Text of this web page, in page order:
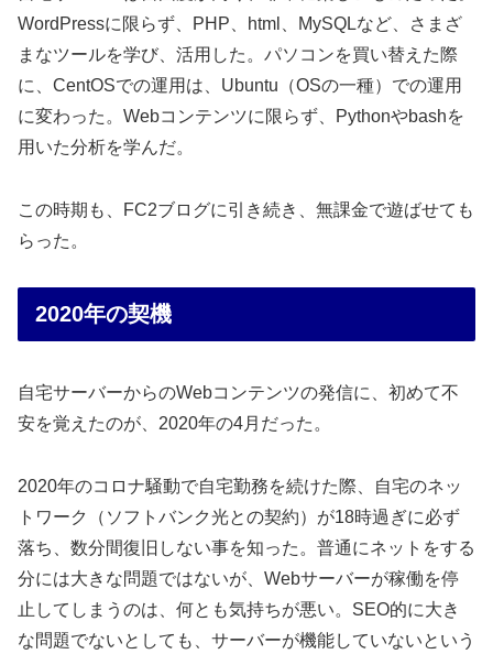
WordPressに限らず、PHP、html、MySQLなど、さまざ
まなツールを学び、活用した。パソコンを買い替えた際
に、CentOSでの運用は、Ubuntu（OSの一種）での運用
に変わった。Webコンテンツに限らず、Pythonやbashを
用いた分析を学んだ。
この時期も、FC2ブログに引き続き、無課金で遊ばせても
らった。
2020年の契機
自宅サーバーからのWebコンテンツの発信に、初めて不
安を覚えたのが、2020年の4月だった。
2020年のコロナ騒動で自宅勤務を続けた際、自宅のネッ
トワーク（ソフトバンク光との契約）が18時過ぎに必ず
落ち、数分間復旧しない事を知った。普通にネットをする
分には大きな問題ではないが、Webサーバーが稼働を停
止してしまうのは、何とも気持ちが悪い。SEO的に大き
な問題でないとしても、サーバーが機能していないという